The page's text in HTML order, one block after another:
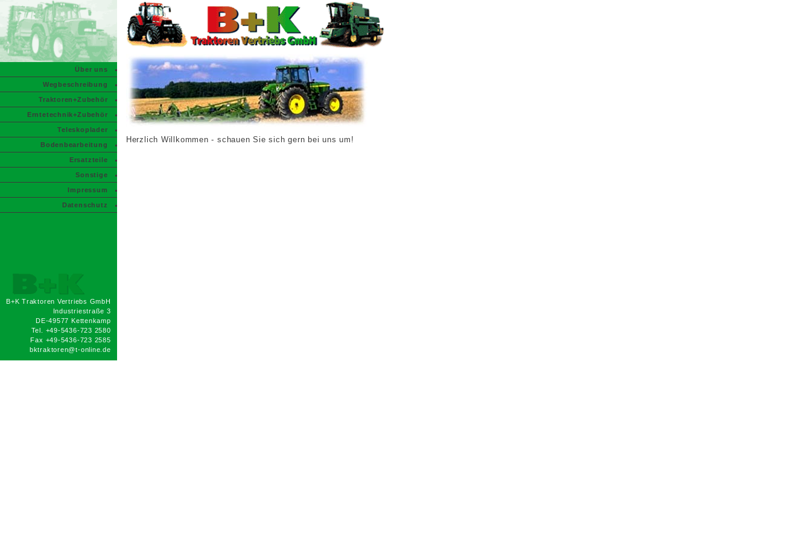
Über uns
Wegbeschreibung
Traktoren+Zubehör
Erntetechnik+Zubehör
Teleskoplader
Bodenbearbeitung
Ersatzteile
Sonstige
Impressum
Datenschutz
B+K Traktoren Vertriebs GmbH
Industriestraße 3
DE-49577 Kettenkamp
Tel. +49-5436-723 2580
Fax +49-5436-723 2585
bktraktoren@t-online.de
Herzlich Willkommen - schauen Sie sich gern bei uns um!